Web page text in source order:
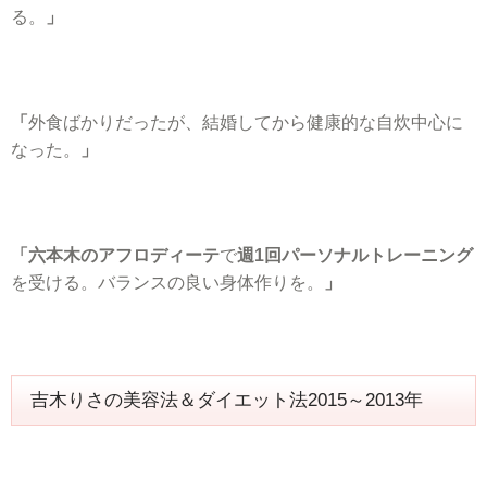
る。
」
「 外食ばかりだったが、結婚してから健康的な自炊中心に
なった。
」
「六本木のアフロディーテで週1回パーソナルトレーニング
を受ける。バランスの良い身体作りを。
」
吉木りさの美容法＆ダイエット法2015～2013年